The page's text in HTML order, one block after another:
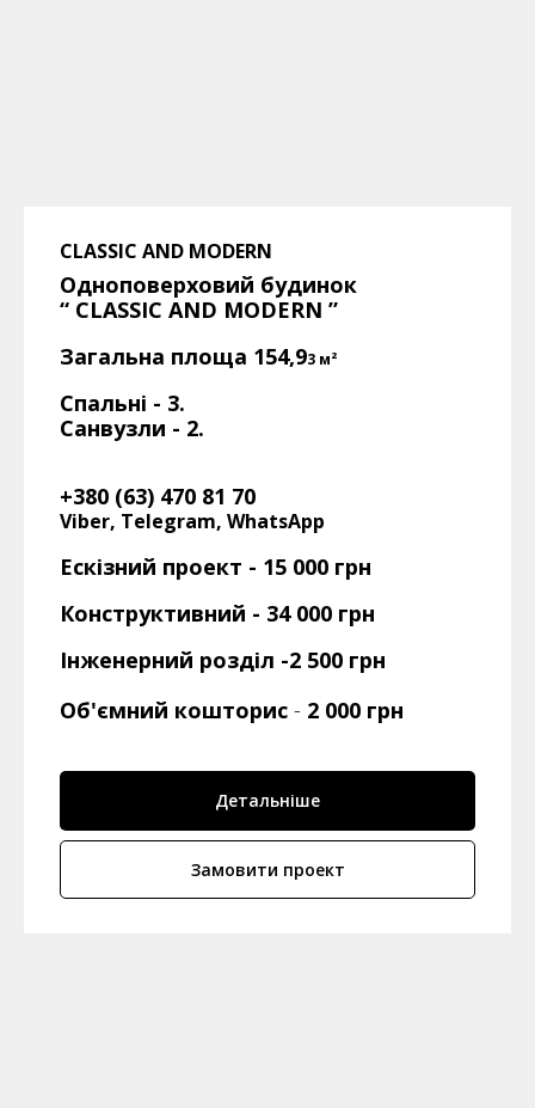
CLASSIC AND MODERN
Одноповерховий будинок
“ CLASSIC AND MODERN ”
Загальна площа 154,93 м²
Спальні - 3.
Санвузли - 2.
+380 (63) 470 81 70
Viber, Telegram, WhatsApp
Ескізний проект - 15 000 грн
Конструктивний - 34 000 грн
Інженерний розділ -2 500 грн
Об'ємний кошторис - 2 000 грн
Детальніше
Замовити проект